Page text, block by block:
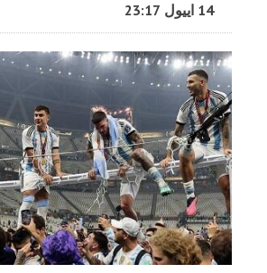
14 اییول 23:17